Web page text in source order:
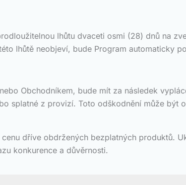
lhůtu dvaceti osmi (28) dnů na
lhůtě neobjeví, bude Program automaticky
Obchodníkem, bude mít za následek
splatné z provizí. Toto odškodnění může
dříve obdržených bezplatných produktů.
konkurence a důvěrnosti.